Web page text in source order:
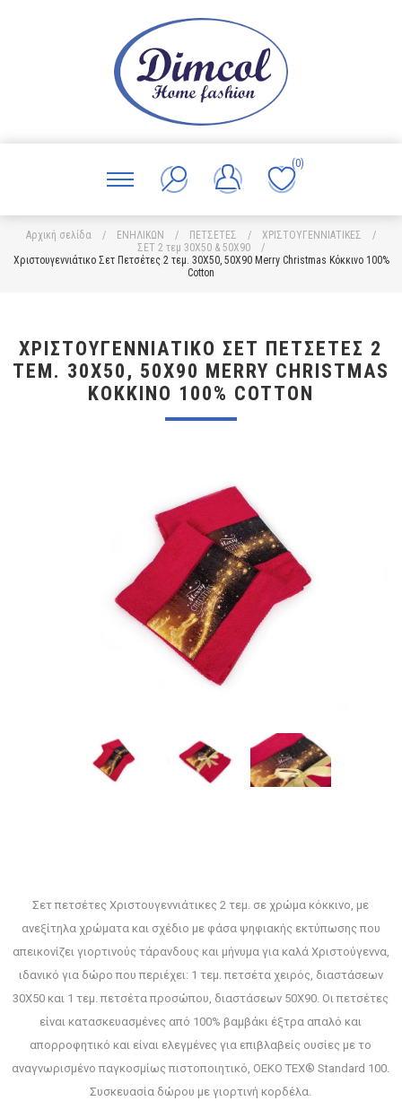
(0)
Αρχική σελίδα / ΕΝΗΛΙΚΩΝ / ΠΕΤΣΕΤΕΣ / ΧΡΙΣΤΟΥΓΕΝΝΙΑΤΙΚΕΣ
/
ΣΕΤ 2 τεμ 30X50 & 50X90
/
Χριστουγεννιάτικο Σετ Πετσέτες 2 τεμ. 30X50, 50X90 Merry Christmas Κόκκινο 100%
Cotton
ΧΡΙΣΤΟΥΓΕΝΝΙΆΤΙΚΟ ΣΕΤ ΠΕΤΣΈΤΕΣ 2
ΤΕΜ. 30X50, 50X90 MERRY CHRISTMAS
ΚΌΚΚΙΝΟ 100% COTTON
Σετ πετσέτες Χριστουγεννιάτικες 2 τεμ. σε χρώμα κόκκινο, με
ανεξίτηλα χρώματα και σχέδιο με φάσα ψηφιακής εκτύπωσης που
απεικονίζει γιορτινούς τάρανδους και μήνυμα για καλά Χριστούγεννα,
ιδανικό για δώρο που περιέχει: 1 τεμ. πετσέτα χειρός, διαστάσεων
30X50 και 1 τεμ. πετσέτα προσώπου, διαστάσεων 50X90. Οι πετσέτες
είναι κατασκευασμένες από 100% βαμβάκι έξτρα απαλό και
απορροφητικό και είναι ελεγμένες για επιβλαβείς ουσίες με το
αναγνωρισμένο παγκοσμίως πιστοποιητικό, OEKO TEX® Standard 100.
Συσκευασία δώρου με γιορτινή κορδέλα.